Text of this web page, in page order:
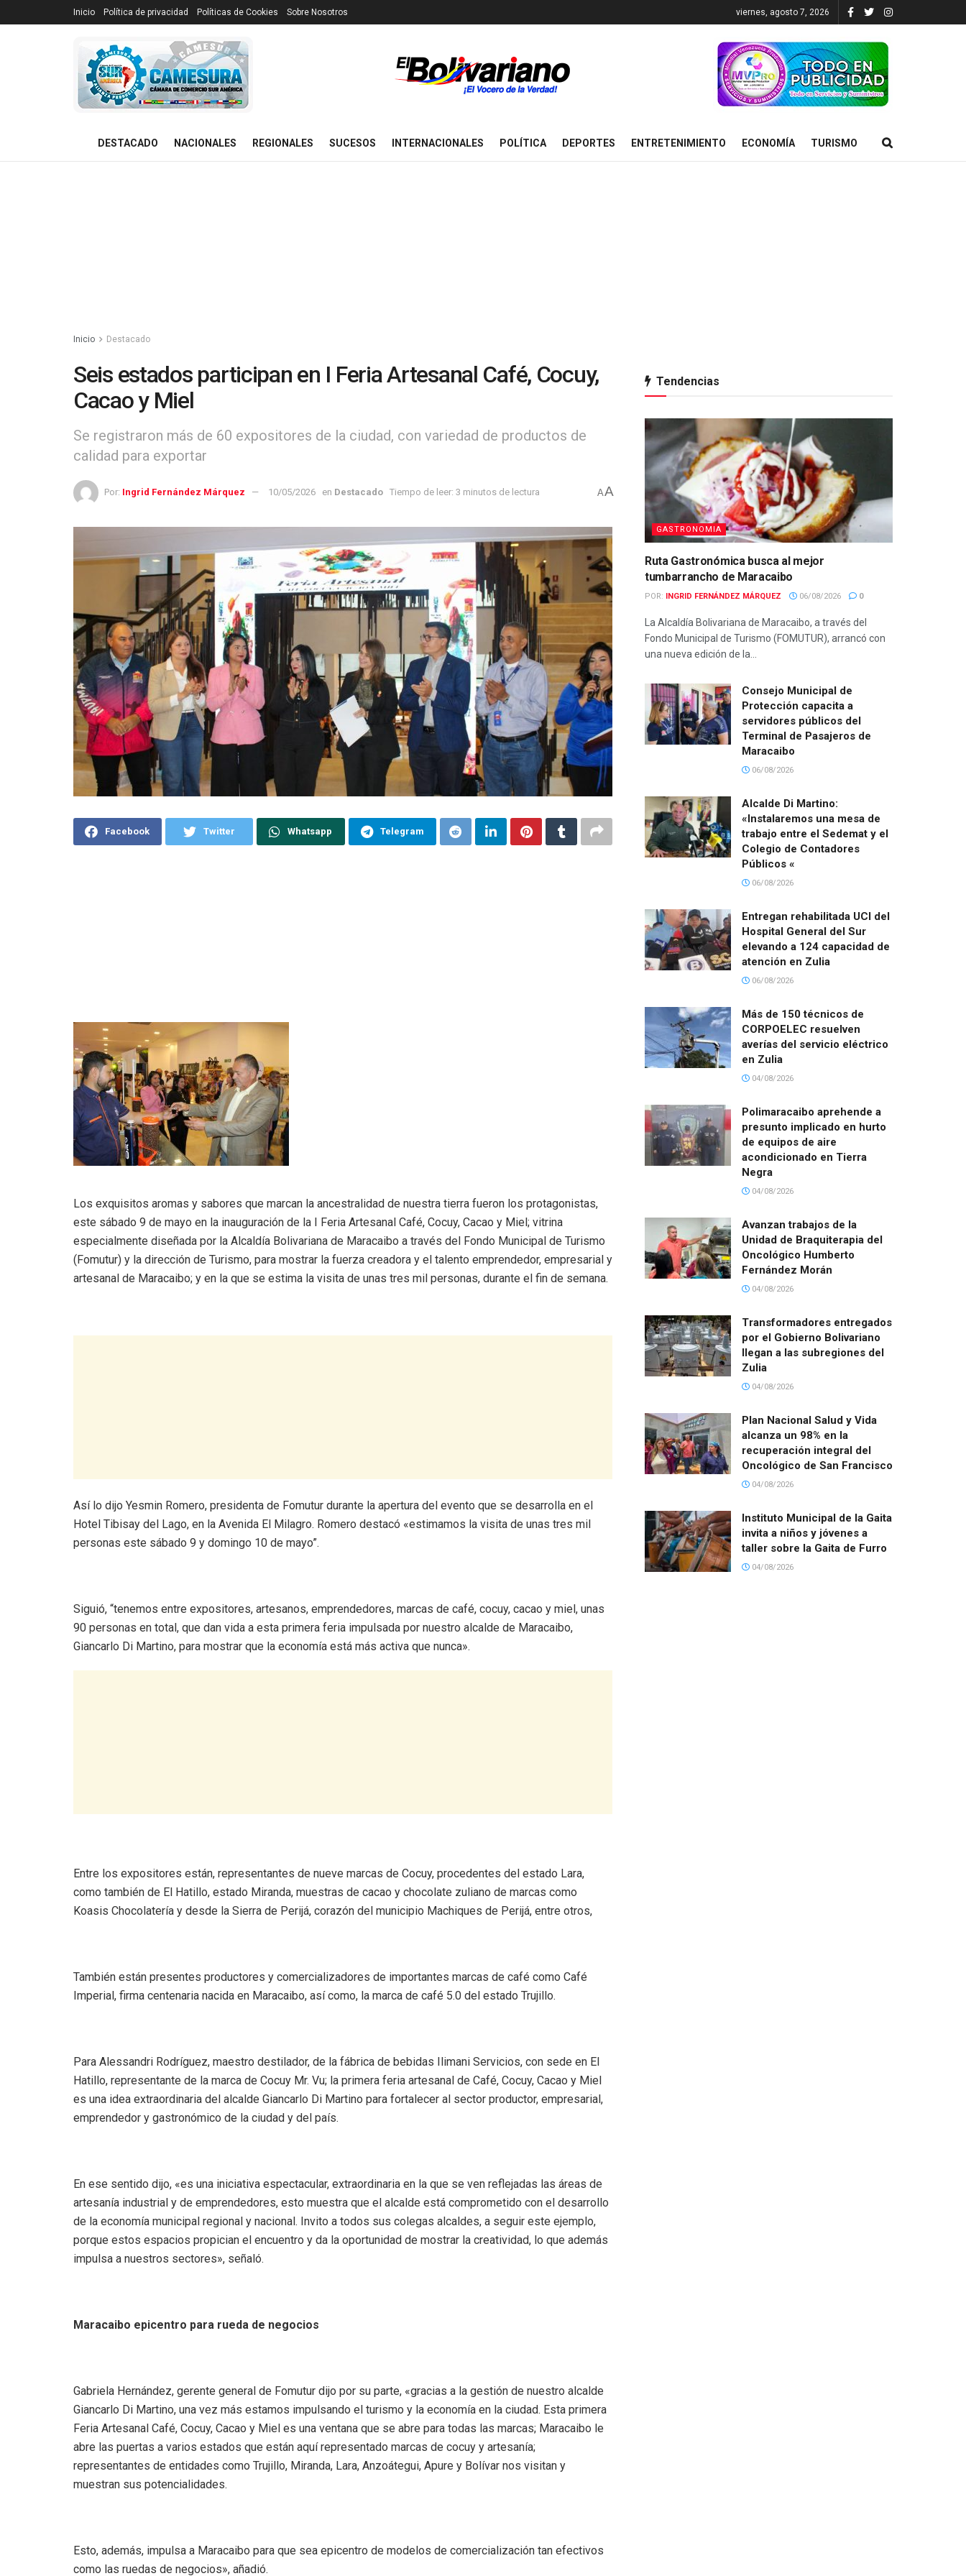
Inicio Política de privacidad Políticas de Cookies Sobre Nosotros viernes, agosto 7, 2026
DESTACADO NACIONALES REGIONALES SUCESOS INTERNACIONALES POLÍTICA DEPORTES ENTRETENIMIENTO ECONOMÍA TURISMO
Inicio Destacado
Seis estados participan en I Feria Artesanal Café, Cocuy,
Cacao y Miel
Se registraron más de 60 expositores de la ciudad, con variedad de productos de
calidad para exportar
Por: Ingrid Fernández Márquez 10/05/2026 en Destacado Tiempo de leer: 3 minutos de lectura AA
Facebook Twitter Whatsapp Telegram
Los exquisitos aromas y sabores que marcan la ancestralidad de nuestra tierra fueron los protagonistas,
este sábado 9 de mayo en la inauguración de la I Feria Artesanal Café, Cocuy, Cacao y Miel; vitrina
especialmente diseñada por la Alcaldía Bolivariana de Maracaibo a través del Fondo Municipal de Turismo
(Fomutur) y la dirección de Turismo, para mostrar la fuerza creadora y el talento emprendedor, empresarial y
artesanal de Maracaibo; y en la que se estima la visita de unas tres mil personas, durante el fin de semana.
Así lo dijo Yesmin Romero, presidenta de Fomutur durante la apertura del evento que se desarrolla en el
Hotel Tibisay del Lago, en la Avenida El Milagro. Romero destacó «estimamos la visita de unas tres mil
personas este sábado 9 y domingo 10 de mayo”.
Siguió, “tenemos entre expositores, artesanos, emprendedores, marcas de café, cocuy, cacao y miel, unas
90 personas en total, que dan vida a esta primera feria impulsada por nuestro alcalde de Maracaibo,
Giancarlo Di Martino, para mostrar que la economía está más activa que nunca».
Entre los expositores están, representantes de nueve marcas de Cocuy, procedentes del estado Lara,
como también de El Hatillo, estado Miranda, muestras de cacao y chocolate zuliano de marcas como
Koasis Chocolatería y desde la Sierra de Perijá, corazón del municipio Machiques de Perijá, entre otros,
También están presentes productores y comercializadores de importantes marcas de café como Café
Imperial, firma centenaria nacida en Maracaibo, así como, la marca de café 5.0 del estado Trujillo.
Para Alessandri Rodríguez, maestro destilador, de la fábrica de bebidas Ilimani Servicios, con sede en El
Hatillo, representante de la marca de Cocuy Mr. Vu; la primera feria artesanal de Café, Cocuy, Cacao y Miel
es una idea extraordinaria del alcalde Giancarlo Di Martino para fortalecer al sector productor, empresarial,
emprendedor y gastronómico de la ciudad y del país.
En ese sentido dijo, «es una iniciativa espectacular, extraordinaria en la que se ven reflejadas las áreas de
artesanía industrial y de emprendedores, esto muestra que el alcalde está comprometido con el desarrollo
de la economía municipal regional y nacional. Invito a todos sus colegas alcaldes, a seguir este ejemplo,
porque estos espacios propician el encuentro y da la oportunidad de mostrar la creatividad, lo que además
impulsa a nuestros sectores», señaló.
Maracaibo epicentro para rueda de negocios
Gabriela Hernández, gerente general de Fomutur dijo por su parte, «gracias a la gestión de nuestro alcalde
Giancarlo Di Martino, una vez más estamos impulsando el turismo y la economía en la ciudad. Esta primera
Feria Artesanal Café, Cocuy, Cacao y Miel es una ventana que se abre para todas las marcas; Maracaibo le
abre las puertas a varios estados que están aquí representado marcas de cocuy y artesanía;
representantes de entidades como Trujillo, Miranda, Lara, Anzoátegui, Apure y Bolívar nos visitan y
muestran sus potencialidades.
Esto, además, impulsa a Maracaibo para que sea epicentro de modelos de comercialización tan efectivos
como las ruedas de negocios», añadió.
Tendencias
GASTRONOMIA
Ruta Gastronómica busca al mejor
tumbarrancho de Maracaibo
POR: INGRID FERNÁNDEZ MÁRQUEZ 06/08/2026 0
La Alcaldía Bolivariana de Maracaibo, a través del
Fondo Municipal de Turismo (FOMUTUR), arrancó con
una nueva edición de la...
Consejo Municipal de
Protección capacita a
servidores públicos del
Terminal de Pasajeros de
Maracaibo
06/08/2026
Alcalde Di Martino:
«Instalaremos una mesa de
trabajo entre el Sedemat y el
Colegio de Contadores
Públicos «
06/08/2026
Entregan rehabilitada UCI del
Hospital General del Sur
elevando a 124 capacidad de
atención en Zulia
06/08/2026
Más de 150 técnicos de
CORPOELEC resuelven
averías del servicio eléctrico
en Zulia
04/08/2026
Polimaracaibo aprehende a
presunto implicado en hurto
de equipos de aire
acondicionado en Tierra
Negra
04/08/2026
Avanzan trabajos de la
Unidad de Braquiterapia del
Oncológico Humberto
Fernández Morán
04/08/2026
Transformadores entregados
por el Gobierno Bolivariano
llegan a las subregiones del
Zulia
04/08/2026
Plan Nacional Salud y Vida
alcanza un 98% en la
recuperación integral del
Oncológico de San Francisco
04/08/2026
Instituto Municipal de la Gaita
invita a niños y jóvenes a
taller sobre la Gaita de Furro
04/08/2026